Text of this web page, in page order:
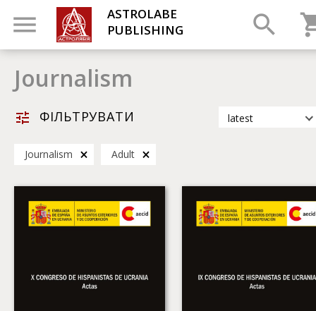
ASTROLABE
PUBLISHING
Journalism
ФІЛЬТРУВАТИ
latest
by title
Journalism Adult